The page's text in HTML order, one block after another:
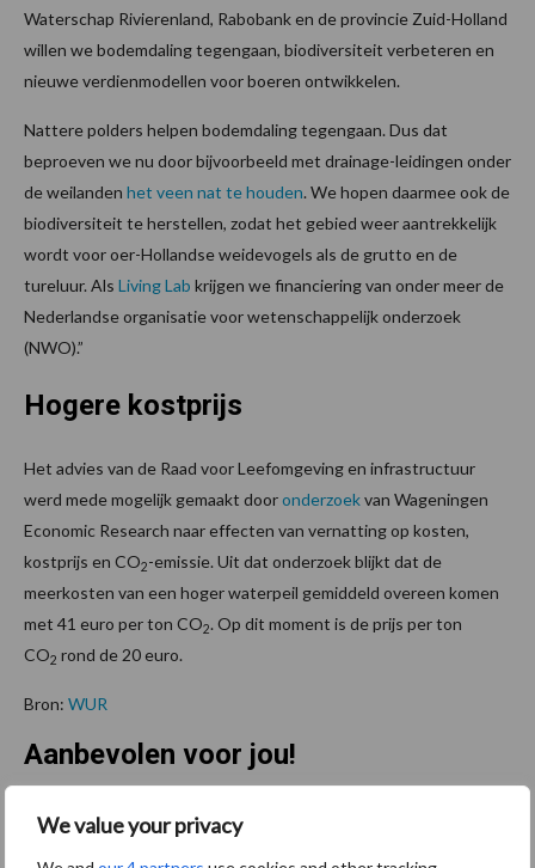
We value your privacy
Waterschap Rivierenland, Rabobank en de provincie Zuid-Holland
willen we bodemdaling tegengaan, biodiversiteit verbeteren en
nieuwe verdienmodellen voor boeren ontwikkelen.
Nattere polders helpen bodemdaling tegengaan. Dus dat
beproeven we nu door bijvoorbeeld met drainage-leidingen onder
de weilanden het veen nat te houden. We hopen daarmee ook de
biodiversiteit te herstellen, zodat het gebied weer aantrekkelijk
wordt voor oer-Hollandse weidevogels als de grutto en de
tureluur. Als Living Lab krijgen we financiering van onder meer de
Nederlandse organisatie voor wetenschappelijk onderzoek
(NWO).”
Hogere kostprijs
Het advies van de Raad voor Leefomgeving en infrastructuur
werd mede mogelijk gemaakt dooronderzoekvan Wageningen
Economic Research naar effecten van vernatting op kosten,
kostprijs en CO2-emissie. Uit dat onderzoek blijkt dat de
meerkosten van een hoger waterpeil gemiddeld overeen komen
met 41 euro per ton CO2. Op dit moment is de prijs per ton
CO2 rond de 20 euro.
Bron: WUR
Aanbevolen voor jou!
Grondstoffenmarkt blijft